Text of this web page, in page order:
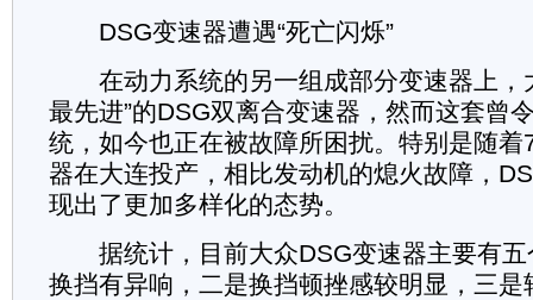
DSG变速器遭遇“死亡闪烁”
在动力系统的另一组成部分变速器上，
最先进”的DSG双离合变速器，然而这套曾
统，如今也正在被故障所困扰。特别是随
器在大连投产，相比发动机的熄火故障，
现出了更加多样化的态势。
据统计，目前大众DSG变速器主要有五
换挡有异响，二是换挡顿挫感较明显，三是